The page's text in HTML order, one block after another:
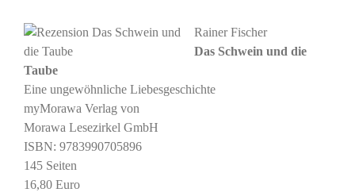
Rainer Fischer
Das Schwein und die
Taube
Eine ungewöhnliche Liebesgeschichte
myMorawa Verlag von
Morawa Lesezirkel GmbH
ISBN: 9783990705896
145 Seiten
16,80 Euro